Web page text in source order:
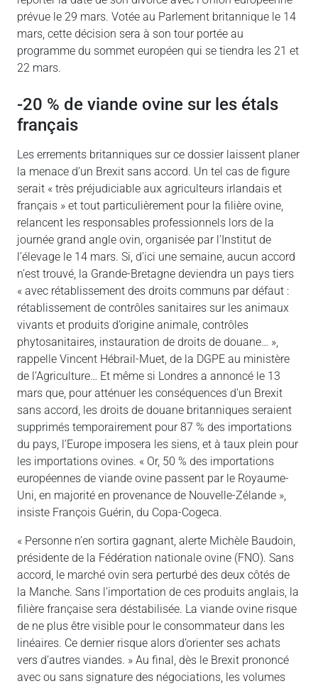
prévue le 29 mars. Votée au Parlement britannique le 14
mars, cette décision sera à son tour portée au
programme du sommet européen qui se tiendra les 21 et
22 mars.
-20 % de viande ovine sur les étals
français
Les errements britanniques sur ce dossier laissent planer
la menace d’un Brexit sans accord. Un tel cas de figure
serait « très préjudiciable aux agriculteurs irlandais et
français » et tout particulièrement pour la filière ovine,
relancent les responsables professionnels lors de la
journée grand angle ovin, organisée par l’Institut de
l’élevage le 14 mars. Si, d’ici une semaine, aucun accord
n’est trouvé, la Grande-Bretagne deviendra un pays tiers
« avec rétablissement des droits communs par défaut :
rétablissement de contrôles sanitaires sur les animaux
vivants et produits d’origine animale, contrôles
phytosanitaires, instauration de droits de douane… »,
rappelle Vincent Hébrail-Muet, de la DGPE au ministère
de l’Agriculture… Et même si Londres a annoncé le 13
mars que, pour atténuer les conséquences d’un Brexit
sans accord, les droits de douane britanniques seraient
supprimés temporairement pour 87 % des importations
du pays, l’Europe imposera les siens, et à taux plein pour
les importations ovines. « Or, 50 % des importations
européennes de viande ovine passent par le Royaume-
Uni, en majorité en provenance de Nouvelle-Zélande »,
insiste François Guérin, du Copa-Cogeca.
« Personne n’en sortira gagnant, alerte Michèle Baudoin,
présidente de la Fédération nationale ovine (FNO). Sans
accord, le marché ovin sera perturbé des deux côtés de
la Manche. Sans l’importation de ces produits anglais, la
filière française sera déstabilisée. La viande ovine risque
de ne plus être visible pour le consommateur dans les
linéaires. Ce dernier risque alors d’orienter ses achats
vers d’autres viandes. » Au final, dès le Brexit prononcé
avec ou sans signature des négociations, les volumes